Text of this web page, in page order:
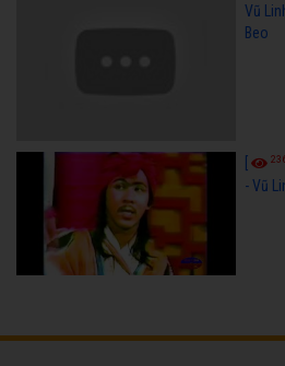
Vũ
Beo
- Vũ